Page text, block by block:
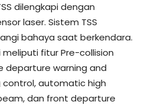
dilengkapi dengan
laser. Sistem TSS
bahaya saat berkendara.
meliputi fitur Pre-collision
departure warning and
control, automatic high
dan front departure